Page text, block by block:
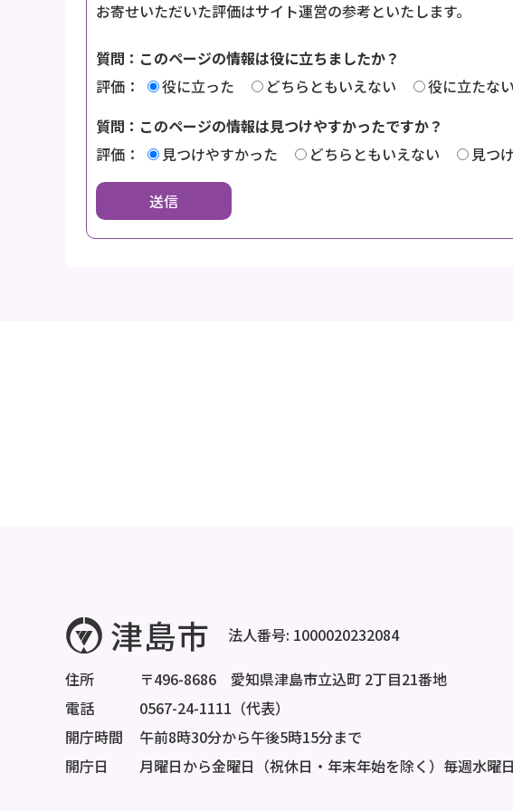
お寄せいただいた評価はサイト運営の参考といたします。
質問：このページの情報は役に立ちましたか？
評価：
役に立った どちらともいえない
役に立たない
質問：このページの情報は見つけやすかったですか？
評価：
見つけやすかった どちらともいえない 見つ
法人番号: 1000020232084
住所
〒496-8686 愛知県津島市立込町 2丁目21番地
電話
0567-24-1111（代表）
開庁時間
午前8時30分から午後5時15分まで
開庁日
月曜日から金曜日（祝休日・年末年始を除く）毎週水